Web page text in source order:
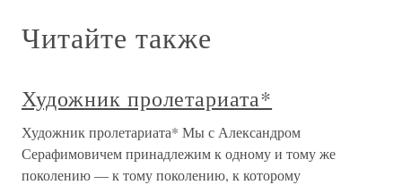
Читайте также
Художник пролетариата*
Художник пролетариата* Мы с Александром
Серафимовичем принадлежим к одному и тому же
поколению — к тому поколению, к которому